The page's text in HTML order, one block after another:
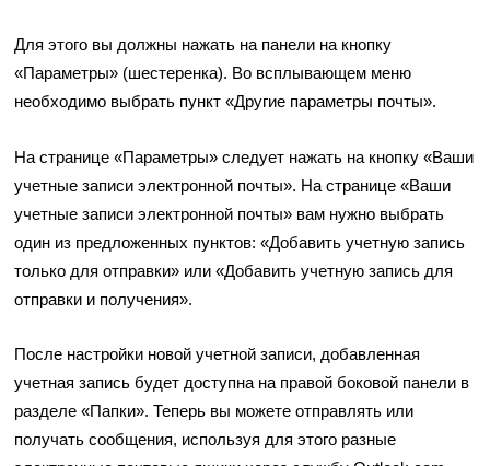
Для этого вы должны нажать на панели на кнопку
«Параметры» (шестеренка). Во всплывающем меню
необходимо выбрать пункт «Другие параметры почты».
На странице «Параметры» следует нажать на кнопку «Ваши
учетные записи электронной почты». На странице «Ваши
учетные записи электронной почты» вам нужно выбрать
один из предложенных пунктов: «Добавить учетную запись
только для отправки» или «Добавить учетную запись для
отправки и получения».
После настройки новой учетной записи, добавленная
учетная запись будет доступна на правой боковой панели в
разделе «Папки». Теперь вы можете отправлять или
получать сообщения, используя для этого разные